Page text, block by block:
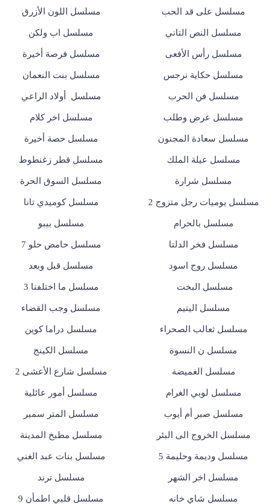
مسلسل على قد الحب مسلسل اللون الأزرق
مسلسل النص التاني مسلسل اب ولكن
مسلسل رأس الأفعى مسلسل فرصة أخيرة
مسلسل حكاية نرجس مسلسل بنت النعمان
مسلسل فن الحرب مسلسل أولاد الراعي
مسلسل عرض وطلب مسلسل اخر كلام
مسلسل سعادة المجنون مسلسل حصة أخيرة
مسلسل عيلة الملك مسلسل قطر زغنطوط
مسلسل شرارة مسلسل السوق الحرة
مسلسل يوميات رجل متزوج 2 مسلسل كوميدي تانا
مسلسل بالحرام مسلسل بيبو
مسلسل فخر الدلتا مسلسل حامض حلو 7
مسلسل روج اسود مسلسل قبل وبعد
مسلسل البخت مسلسل ما اختلفنا 3
مسلسل اليتيم مسلسل وجب القضاء
مسلسل ثعالب الصحراء مسلسل دراما كوين
مسلسل ن النسوة مسلسل الكينج
مسلسل الغميضة مسلسل شارع الأعشى 2
مسلسل لوبي الغرام مسلسل أمور عائلية
مسلسل صبر أم أيوب مسلسل المتر سمير
مسلسل الخروج الى البئر مسلسل مطبخ المدينة
مسلسل وديمة وحليمة 5 مسلسل بنات عبد الغني
مسلسل اخر الشهر مسلسل ترند
مسلسل شاي خانه مسلسل قلبي اطمأن 9